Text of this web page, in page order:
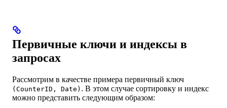
Первичные ключи и индексы в
запросах
Рассмотрим в качестве примера первичный ключ
(CounterID, Date) . В этом случае сортировку и индекс
можно представить следующим образом: